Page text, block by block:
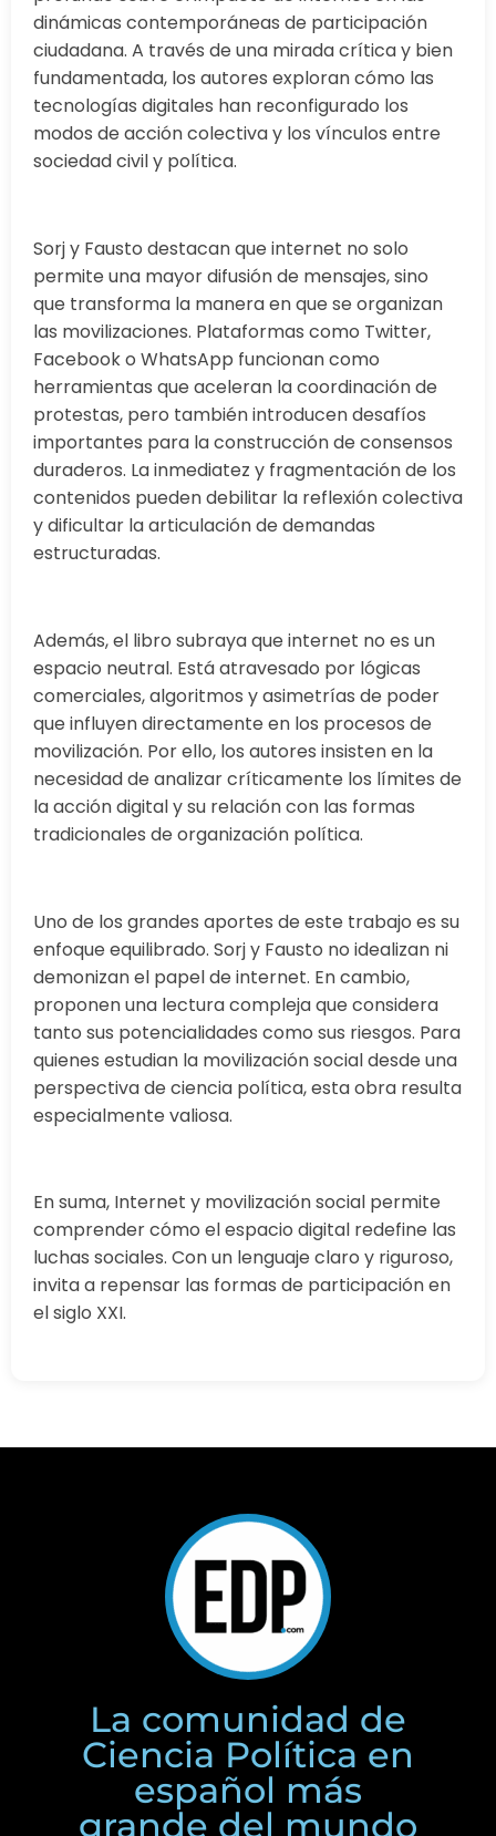
dinámicas contemporáneas de participación
ciudadana. A través de una mirada crítica y bien
fundamentada, los autores exploran cómo las
tecnologías digitales han reconfigurado los
modos de acción colectiva y los vínculos entre
sociedad civil y política.
Sorj y Fausto destacan que internet no solo
permite una mayor difusión de mensajes, sino
que transforma la manera en que se organizan
las movilizaciones. Plataformas como Twitter,
Facebook o WhatsApp funcionan como
herramientas que aceleran la coordinación de
protestas, pero también introducen desafíos
importantes para la construcción de consensos
duraderos. La inmediatez y fragmentación de los
contenidos pueden debilitar la reflexión colectiva
y dificultar la articulación de demandas
estructuradas.
Además, el libro subraya que internet no es un
espacio neutral. Está atravesado por lógicas
comerciales, algoritmos y asimetrías de poder
que influyen directamente en los procesos de
movilización. Por ello, los autores insisten en la
necesidad de analizar críticamente los límites de
la acción digital y su relación con las formas
tradicionales de organización política.
Uno de los grandes aportes de este trabajo es su
enfoque equilibrado. Sorj y Fausto no idealizan ni
demonizan el papel de internet. En cambio,
proponen una lectura compleja que considera
tanto sus potencialidades como sus riesgos. Para
quienes estudian la movilización social desde una
perspectiva de ciencia política, esta obra resulta
especialmente valiosa.
En suma, Internet y movilización social permite
comprender cómo el espacio digital redefine las
luchas sociales. Con un lenguaje claro y riguroso,
invita a repensar las formas de participación en
el siglo XXI.
La comunidad de
Ciencia Política en
español más
grande del mundo